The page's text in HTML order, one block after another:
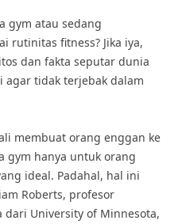
gym atau sedang
rutinitas fitness? Jika iya,
dan fakta seputar dunia
agar tidak terjebak dalam
membuat orang enggan ke
gym hanya untuk orang
ideal. Padahal, hal ini
Roberts, profesor
University of Minnesota,